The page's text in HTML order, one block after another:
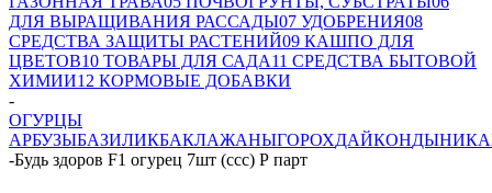
ДЛЯ ВЫРАЩИВАНИЯ РАССАДЫ07 УДОБРЕНИЯ08
СРЕДСТВА ЗАЩИТЫ РАСТЕНИЙ09 КАШПО ДЛЯ
ЦВЕТОВ10 ТОВАРЫ ДЛЯ САДА11 СРЕДСТВА БЫТОВОЙ
ХИМИИ12 КОРМОВЫЕ ДОБАВКИ
-
ОГУРЦЫ
АРБУЗЫБАЗИЛИКБАКЛАЖАНЫГОРОХДАЙКОНДЫНИ
-Будь здоров F1 огурец 7шт (ссс) Р парт